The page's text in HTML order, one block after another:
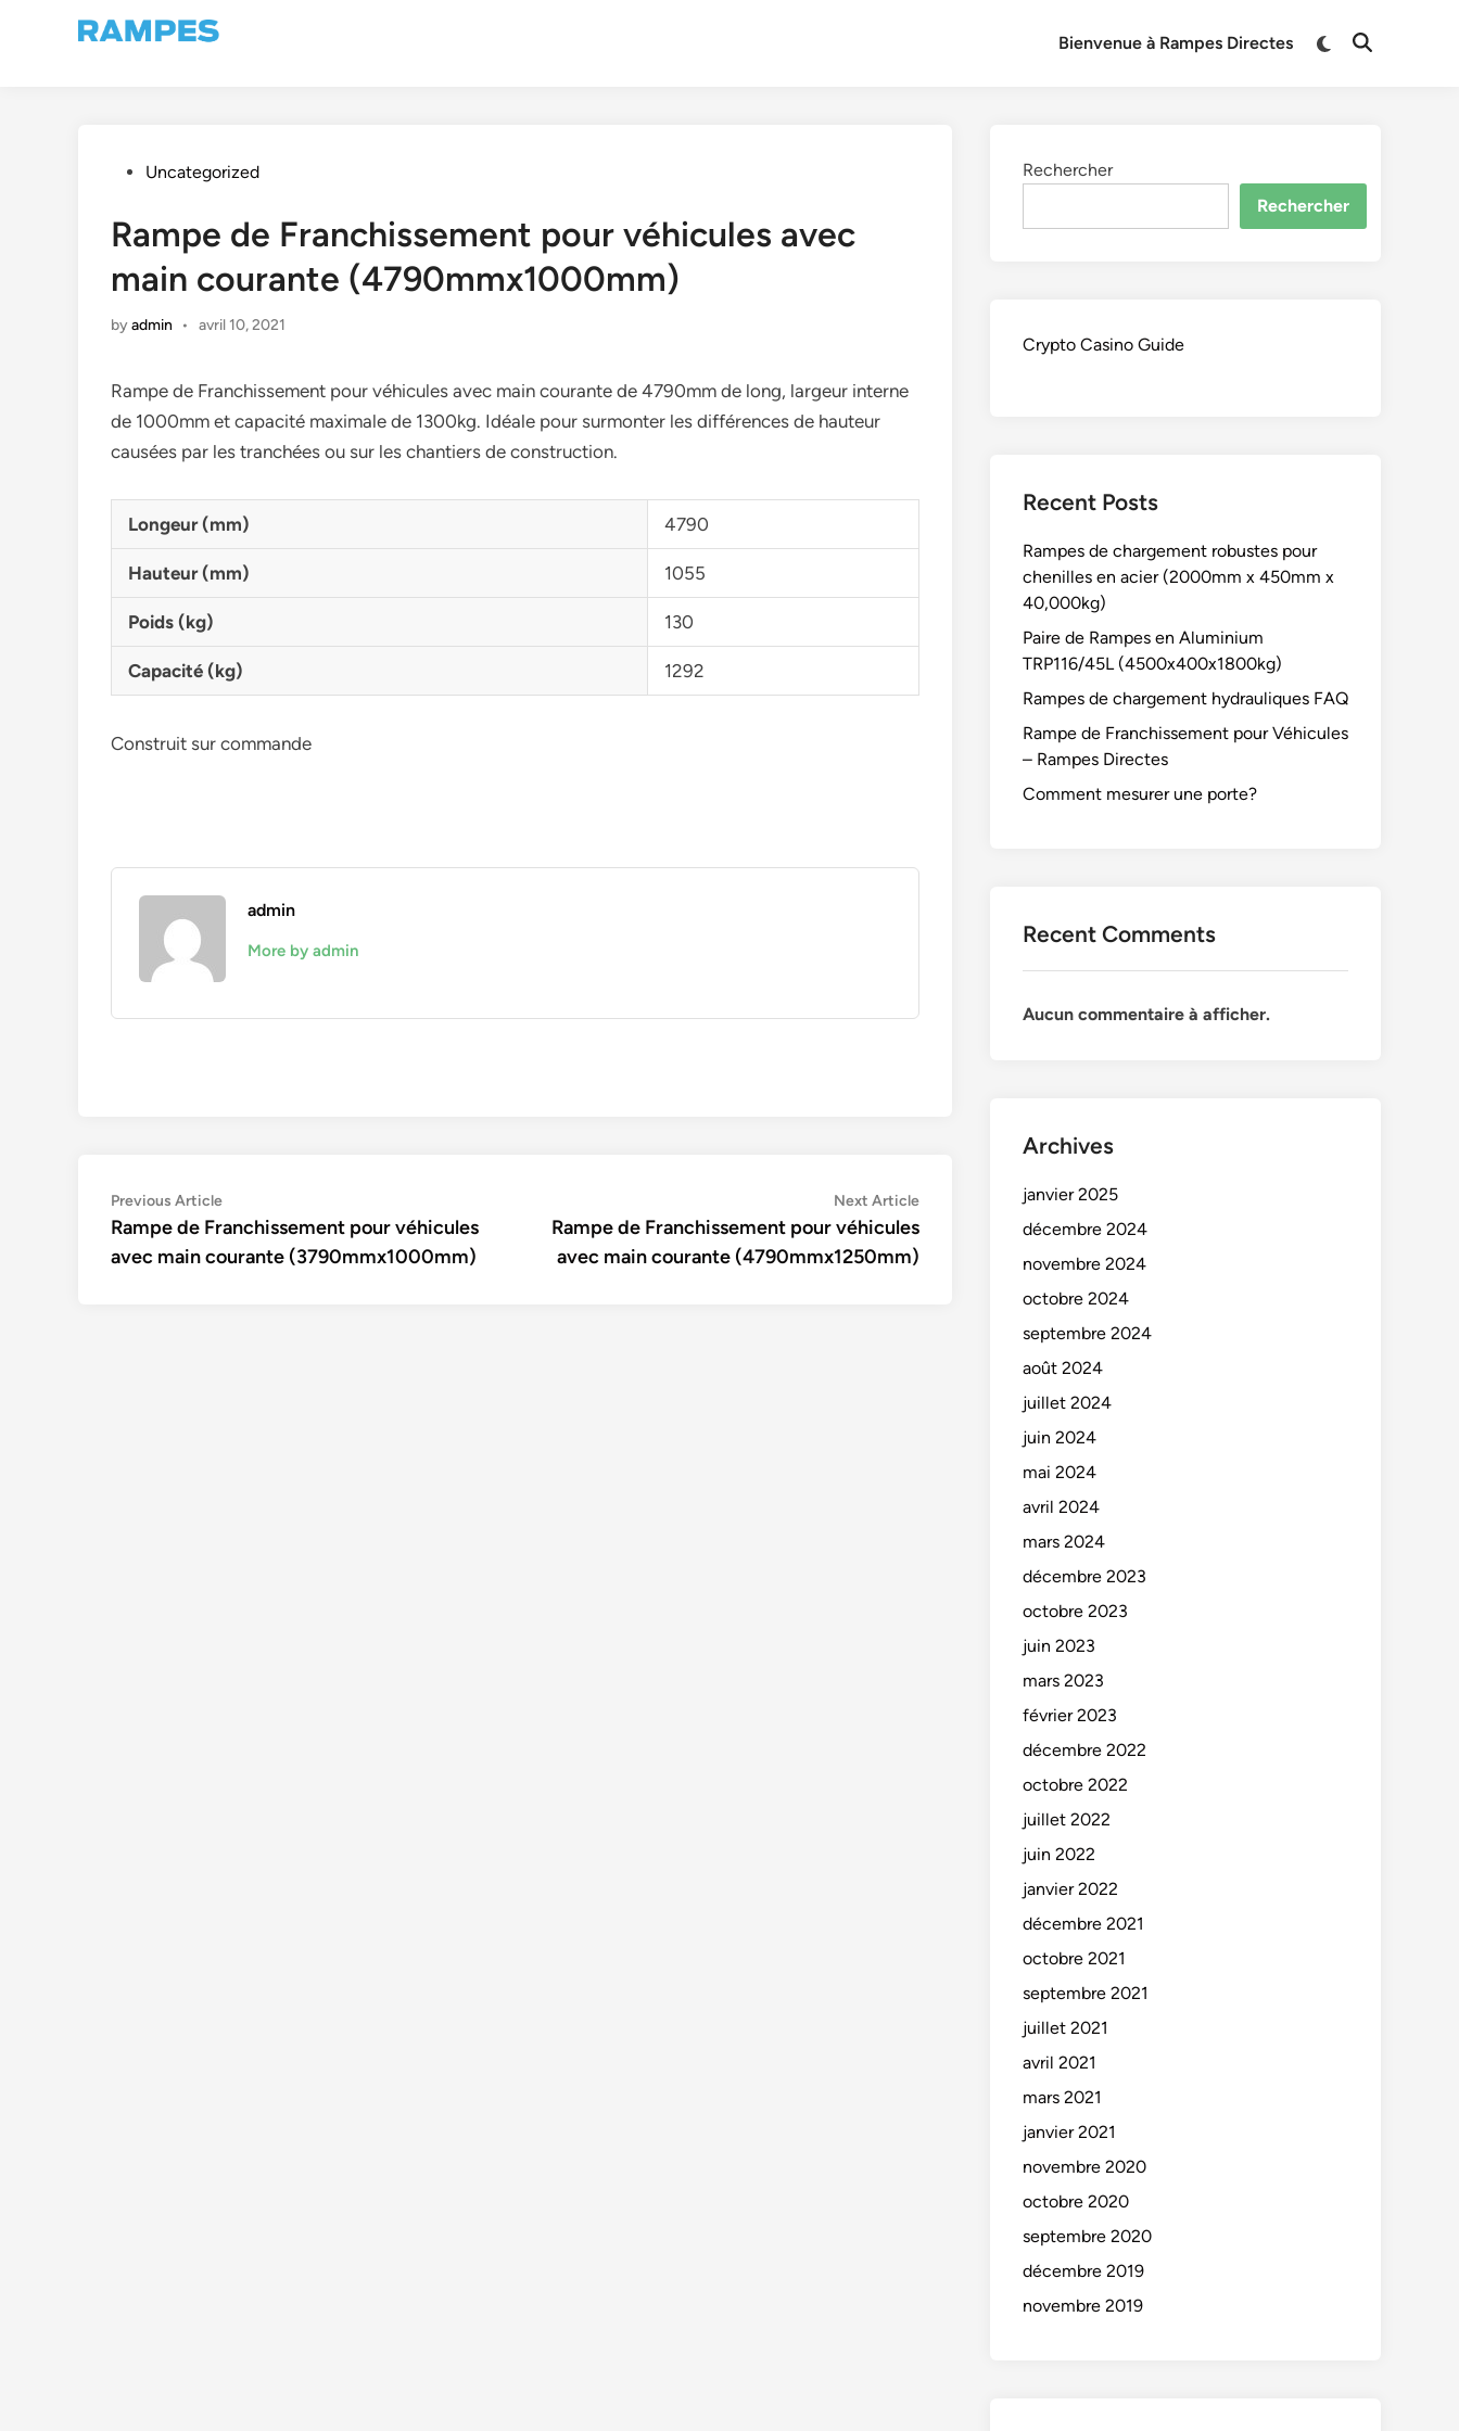
Bienvenue à Rampes Directes
Switch
Open
PostedUncategorized
Rampe de Franchissement pour véhicules avec
main courante (4790mmx1000mm)
byadmin • avril 10, 2021
Rampe de Franchissement pour véhicules avec main courante de 4790mm de long, largeur interne
de 1000mm et capacité maximale de 1300kg. Idéale pour surmonter les différences de hauteur
causées par les tranchées ou sur les chantiers de construction.
Longeur (mm) 4790
Hauteur (mm) 1055
Poids (kg) 130
Capacité (kg) 1292
Construit sur commande
admin
More by admin
Navigation
de
l’article
Previous ArticlePrevious
article:
Rampe de Franchissement pour véhicules
avec main courante (3790mmx1000mm)
Next ArticleNext
article:
Rampe de Franchissement pour véhicules
avec main courante (4790mmx1250mm)
Rechercher
Rechercher
Crypto Casino Guide
Recent Posts
Rampes de chargement robustes pour
chenilles en acier (2000mm x 450mm x
40,000kg)
Paire de Rampes en Aluminium
TRP116/45L (4500x400x1800kg)
Rampes de chargement hydrauliques FAQ
Rampe de Franchissement pour Véhicules
– Rampes Directes
Comment mesurer une porte?
Recent Comments
Aucun commentaire à afficher.
Archives
janvier 2025
décembre 2024
novembre 2024
octobre 2024
septembre 2024
août 2024
juillet 2024
juin 2024
mai 2024
avril 2024
mars 2024
décembre 2023
octobre 2023
juin 2023
mars 2023
février 2023
décembre 2022
octobre 2022
juillet 2022
juin 2022
janvier 2022
décembre 2021
octobre 2021
septembre 2021
juillet 2021
avril 2021
mars 2021
janvier 2021
novembre 2020
octobre 2020
septembre 2020
décembre 2019
novembre 2019